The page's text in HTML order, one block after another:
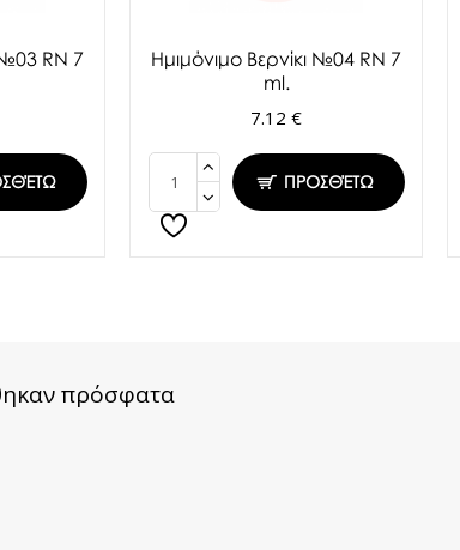
№03 RN 7
Ημιμόνιμο Βερνίκι №04 RN 7
ml.
7.12 €
ΠΡΟΣΘΈΤΩ
πρόσφατα